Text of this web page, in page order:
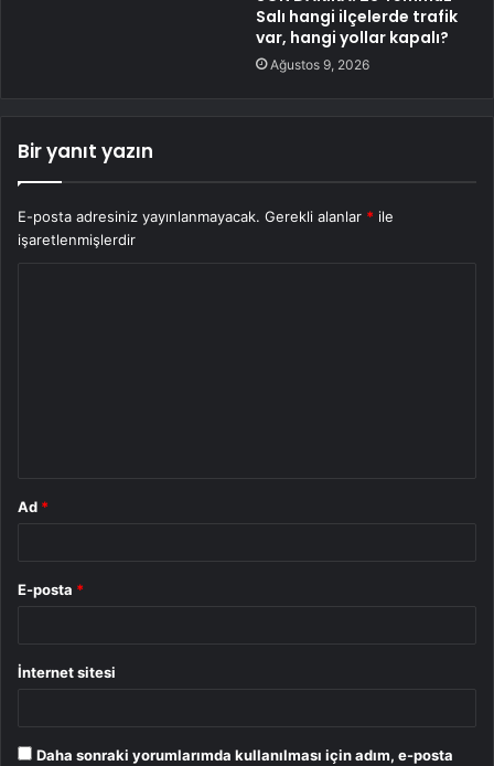
Salı hangi ilçelerde trafik
var, hangi yollar kapalı?
Ağustos 9, 2026
Bir yanıt yazın
E-posta adresiniz yayınlanmayacak. Gerekli alanlar * ile
işaretlenmişlerdir
Ad *
E-posta *
İnternet sitesi
Daha sonraki yorumlarımda kullanılması için adım, e-posta